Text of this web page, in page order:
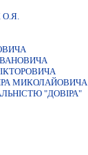
О.Я.
МИКОЛАЙОВИЧА
"ДОВIРА"